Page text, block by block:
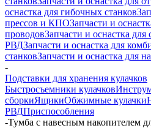
оснастка для гибочных станков
прессов и КПОЗапчасти и
проводовЗапчасти и оснастка для
РВДЗапчасти и оснастка для
станковЗапчасти и оснастка для
-
Подставки для хранения кулачков
Быстросъемники кулачков
сборкиЯщикиОбжимные кулачки
РВДПриспособления
-Тумба с навесным накопителем